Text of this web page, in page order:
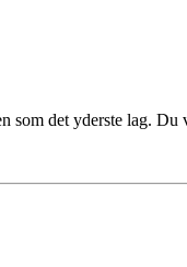
som det yderste lag.